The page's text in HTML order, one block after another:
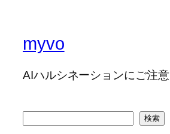
myvo
AIハルシネーションにご注意
検索